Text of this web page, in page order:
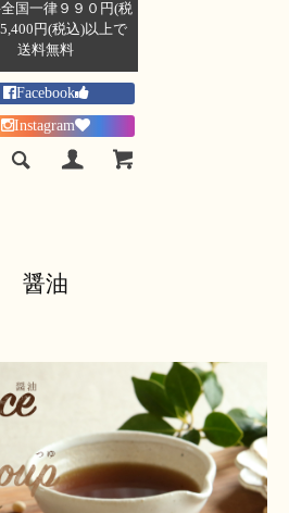
国一律９９０円(税
円(税込)以上で
送料無料
Facebook
Instagram
醤油